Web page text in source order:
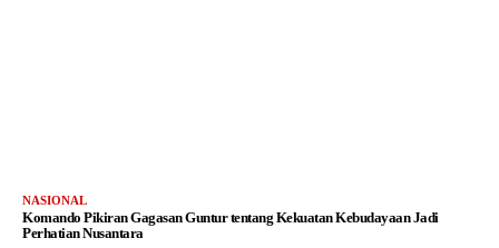
NASIONAL
Komando Pikiran Gagasan Guntur tentang Kekuatan Kebudayaan Jadi
Perhatian Nusantara